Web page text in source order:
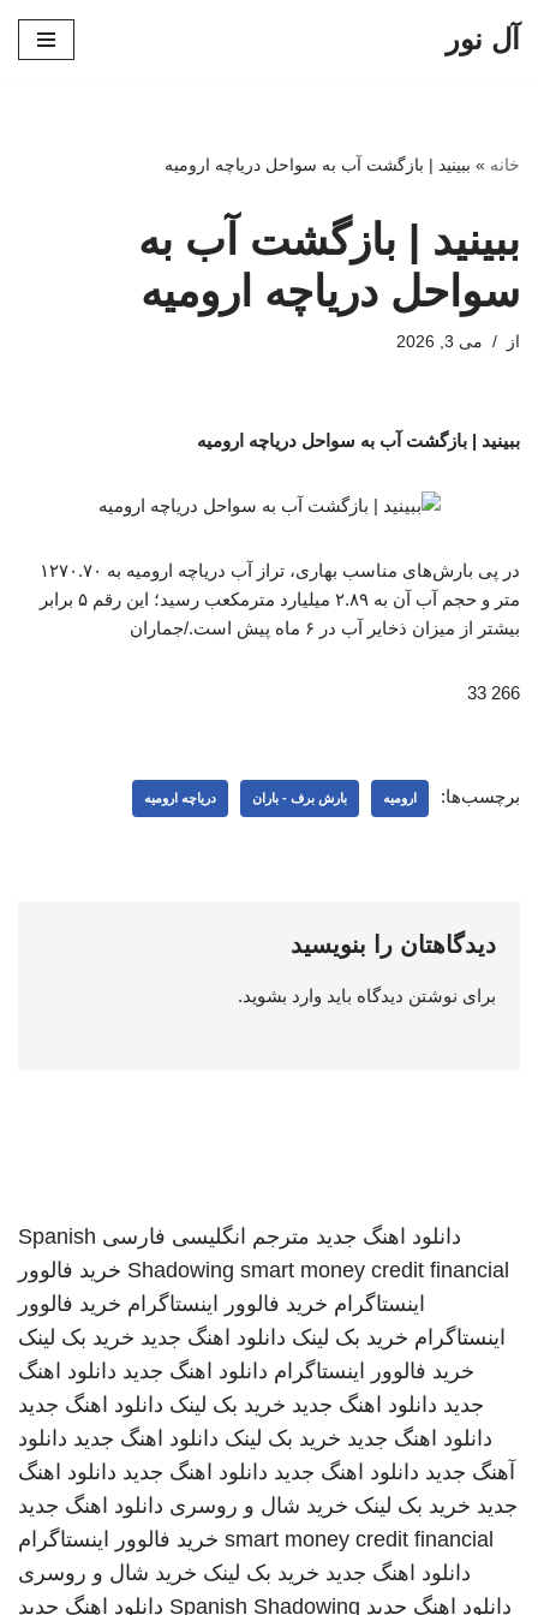
آل نور
خانه » ببینید | بازگشت آب به سواحل دریاچه ارومیه
ببینید | بازگشت آب به
سواحل دریاچه ارومیه
از می 3, 2026
ببینید | بازگشت آب به سواحل دریاچه ارومیه
در پی بارش‌های مناسب بهاری،‌ تراز آب دریاچه ارومیه به ۱۲۷۰.۷۰
متر و حجم آب آن به ۲.۸۹ میلیارد مترمکعب رسید؛ این رقم ۵ برابر
بیشتر از میزان ذخایر آب در ۶ ماه پیش است./جماران
266 33
برچسب‌ها: ارومیه بارش برف - باران دریاچه ارومیه
دیدگاهتان را بنویسید
برای نوشتن دیدگاه باید وارد بشوید.
دانلود اهنگ جدید مترجم انگلیسی فارسی Spanish
Shadowing smart money credit financial
خرید فالوور
اینستاگرام خرید فالوور اینستاگرام خرید فالوور
اینستاگرام خرید بک لینک دانلود اهنگ جدید خرید بک لینک
خرید فالوور اینستاگرام دانلود اهنگ جدید دانلود اهنگ
جدید دانلود اهنگ جدید خرید بک لینک دانلود اهنگ جدید
دانلود اهنگ جدید خرید بک لینک دانلود اهنگ جدید دانلود
آهنگ جدید دانلود اهنگ جدید دانلود اهنگ جدید دانلود اهنگ
جدید خرید بک لینک خرید شال و روسری دانلود اهنگ جدید
smart money credit financial خرید فالوور اینستاگرام
دانلود اهنگ جدید خرید بک لینک خرید شال و روسری
دانلود اهنگ جدید Spanish Shadowing دانلود اهنگ جدید